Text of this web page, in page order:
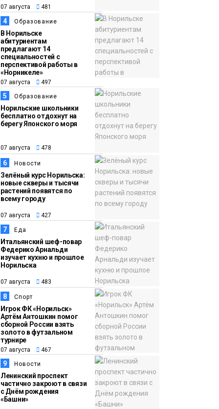
13:59
07 августа
Новости
«Домик Хоббитов» и
«Самолёт в облаках»
появятся в Кайеркане
07 августа 481
4 Образование
В Норильске
абитуриентам
предлагают 14
специальностей с
перспективой работы в
«Норникеле»
07 августа 497
5 Образование
Норильские школьники
бесплатно отдохнут на
берегу Японского моря
07 августа 478
6 Новости
Зелёный курс Норильска:
новые скверы и тысячи
растений появятся по
всему городу
07 августа 427
7 Еда
Итальянский шеф-повар
Федерико Арнальди
изучает кухню и прошлое
Норильска
07 августа 483
8 Спорт
Игрок ФК «Норильск»
Артём Антошкин помог
сборной России взять
золото в футзальном
турнире
07 августа 467
9 Новости
Ленинский проспект
частично закроют в связи
с Днём рождения
«Башни»